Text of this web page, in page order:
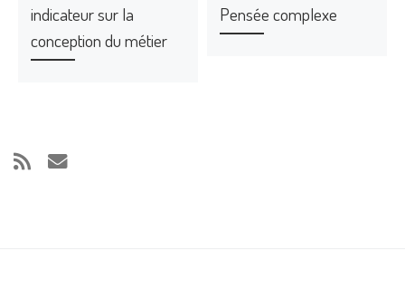
indicateur sur la
conception du métier
Pensée complexe